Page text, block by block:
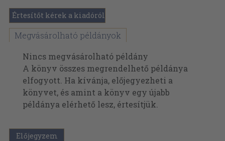
Értesítőt kérek a kiadóról
Megvásárolható példányok
Nincs megvásárolható példány
A könyv összes megrendelhető példánya
elfogyott. Ha kívánja, előjegyezheti a
könyvet, és amint a könyv egy újabb
példánya elérhető lesz, értesítjük.
Előjegyzem